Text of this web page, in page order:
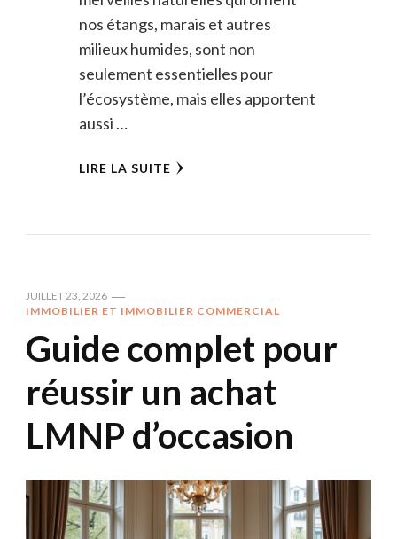
nos étangs, marais et autres
milieux humides, sont non
seulement essentielles pour
l’écosystème, mais elles apportent
aussi …
LIRE LA SUITE
JUILLET 23, 2026
IMMOBILIER ET IMMOBILIER COMMERCIAL
Guide complet pour
réussir un achat
LMNP d’occasion